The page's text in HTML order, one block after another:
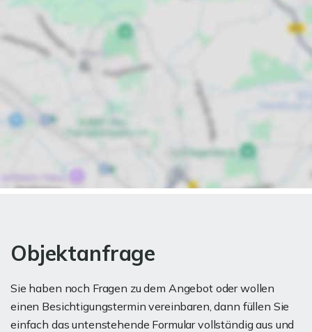
Objektanfrage
Sie haben noch Fragen zu dem Angebot oder wollen
einen Besichtigungstermin vereinbaren, dann füllen Sie
einfach das untenstehende Formular vollständig aus und